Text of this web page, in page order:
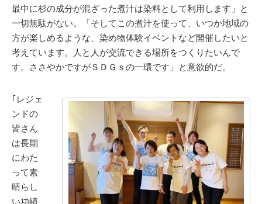
最中に杉の成分が混ざった煮汁は染料として利用します」と
一切無駄がない。「そしてこの煮汁を使って、いつか地域の
方が楽しめるような、染め物体験イベントなど開催したいと
考えています。人と人が交流できる場所をつくりたいんで
す。ささやかですがＳＤＧｓの一環です」と意欲的だ。
｢レジェ
ンドの
皆さん
は長期
にわた
って素
晴らし
い功績